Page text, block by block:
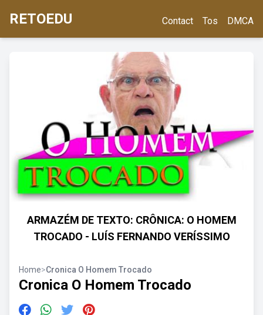
RETOEDU Contact Tos DMCA
ARMAZÉM DE TEXTO: CRÔNICA: O HOMEM
TROCADO - LUÍS FERNANDO VERÍSSIMO
Home>Cronica O Homem Trocado
Cronica O Homem Trocado